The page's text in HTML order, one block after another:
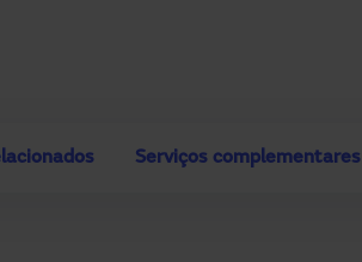
Serviços complementares